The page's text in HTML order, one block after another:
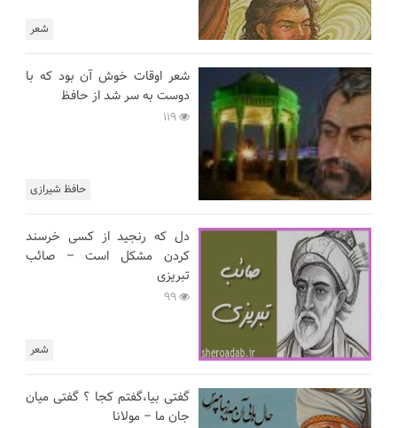
شعر
حافظ شیرازی
شعر اوقات خوش آن بود که با
دوست به سر شد از حافظ
شعر
دل که رنجید از کسی خرسند
کردن مشکل است – صائب
تبریزی
گفتی بیا،گفتم کجا ؟ گفتی میان
جان ما – مولانا